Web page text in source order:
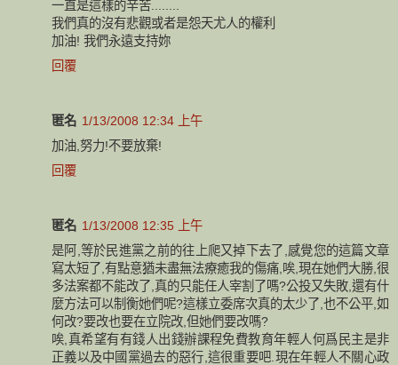
一直是這樣的辛苦........
我們真的沒有悲觀或者是怨天尤人的權利
加油! 我們永遠支持妳
回覆
匿名 1/13/2008 12:34 上午
加油,努力!不要放棄!
回覆
匿名 1/13/2008 12:35 上午
是阿,等於民進黨之前的往上爬又掉下去了,感覺您的這篇文章
寫太短了,有點意猶未盡無法療癒我的傷痛,唉,現在她們大勝,很
多法案都不能改了,真的只能任人宰割了嗎?公投又失敗,還有什
麼方法可以制衡她們呢?這樣立委席次真的太少了,也不公平,如
何改?要改也要在立院改,但她們要改嗎?
唉,真希望有有錢人出錢辦課程免費教育年輕人何爲民主是非
正義以及中國黨過去的惡行,這很重要吧.現在年輕人不關心政